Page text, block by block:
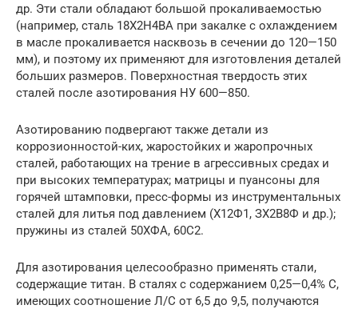
др. Эти стали обладают большой прокаливаемостью
(например, сталь 18Х2Н4ВА при закалке с охлаждением
в масле прокаливается насквозь в сечении до 120—150
мм), и поэтому их применяют для изготовления деталей
больших размеров. Поверхностная твердость этих
сталей после азотирования НУ 600—850.
Азотированию подвергают также детали из
коррозионностой-ких, жаростойких и жаропрочных
сталей, работающих на трение в агрессивных средах и
при высоких температурах; матрицы и пуансоны для
горячей штамповки, пресс-формы из инструментальных
сталей для литья под давлением (Х12Ф1, ЗХ2В8Ф и др.);
пружины из сталей 50ХФА, 60С2.
Для азотирования целесообразно применять стали,
содержащие титан. В сталях с содержанием 0,25—0,4% С,
имеющих соотношение Л/С от 6,5 до 9,5, получаются